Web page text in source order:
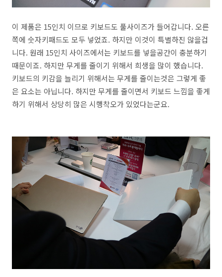
이 제품은 15인치 이므로 키보드도 풀사이즈가 들어갑니다. 오른
쪽에 숫자키패드도 모두 넣었죠. 하지만 이것이 특별하진 않을겁
니다. 원래 15인치 사이즈에서는 키보드를 넣을공간이 충분하기
때문이죠. 하지만 무게를 줄이기 위해서 희생을 많이 했습니다.
키보드의 키감을 늘리기 위해서는 무게를 줄이는것은 그렇게 좋
은 요소는 아닙니다. 하지만 무게를 줄이면서 키보드 느낌을 좋게
하기 위해서 상당히 많은 시행착오가 있었다는군요.